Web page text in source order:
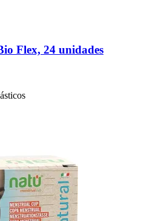
Flex, 24 unidades